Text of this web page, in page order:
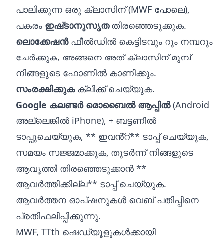
പാലിക്കുന്ന ഒരു ക്ലാസിന് (MWF പോലെ),
പകരം ഇഷ്‌ടാനുസൃതതിരഞ്ഞെടുക്കുക.
ലൊക്കേഷൻഫീൽഡിൽ കെട്ടിടവും റൂം നമ്പറും
ചേർക്കുക, അങ്ങനെ അത് ക്ലാസിന് മുമ്പ്
നിങ്ങളുടെ ഫോണിൽ കാണിക്കും.
സംരക്ഷിക്കുകക്ലിക്ക് ചെയ്യുക.
Google കലണ്ടർ മൊബൈൽ ആപ്പിൽ(Android
അല്ലെങ്കിൽ iPhone), + ബട്ടണിൽ
ടാപ്പുചെയ്യുക, ** ഇവൻ്റ്** ടാപ്പ് ചെയ്യുക,
സമയം സജ്ജമാക്കുക, തുടർന്ന് നിങ്ങളുടെ
ആവൃത്തി തിരഞ്ഞെടുക്കാൻ **
ആവർത്തിക്കില്ല** ടാപ്പ് ചെയ്യുക.
ആവർത്തന ഓപ്ഷനുകൾ വെബ് പതിപ്പിനെ
പ്രതിഫലിപ്പിക്കുന്നു.
MWF, TTth ഷെഡ്യൂളുകൾക്കായി